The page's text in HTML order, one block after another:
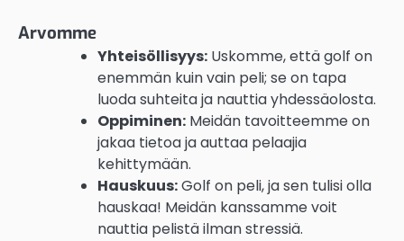
Arvomme
Yhteisöllisyys: Uskomme, että golf on
enemmän kuin vain peli; se on tapa
luoda suhteita ja nauttia yhdessäolosta.
Oppiminen: Meidän tavoitteemme on
jakaa tietoa ja auttaa pelaajia
kehittymään.
Hauskuus:Golf on peli, ja sen tulisi olla
hauskaa! Meidän kanssamme voit
nauttia pelistä ilman stressiä.